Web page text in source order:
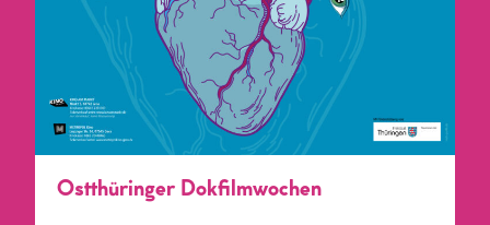
Ostthüringer Dokfilmwochen